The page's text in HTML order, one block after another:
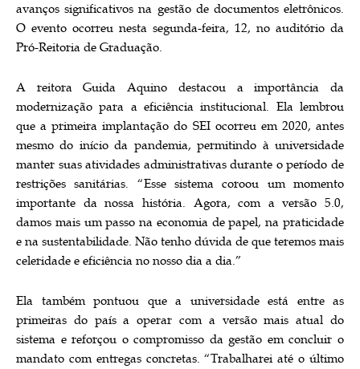
avanços significativos na gestão de documentos eletrônicos.
O evento ocorreu nesta segunda-feira, 12, no auditório da
Pró-Reitoria de Graduação.
A reitora Guida Aquino destacou a importância da
modernização para a eficiência institucional. Ela lembrou
que a primeira implantação do SEI ocorreu em 2020, antes
mesmo do início da pandemia, permitindo à universidade
manter suas atividades administrativas durante o período de
restrições sanitárias. “Esse sistema coroou um momento
importante da nossa história. Agora, com a versão 5.0,
damos mais um passo na economia de papel, na praticidade
e na sustentabilidade. Não tenho dúvida de que teremos mais
celeridade e eficiência no nosso dia a dia.”
Ela também pontuou que a universidade está entre as
primeiras do país a operar com a versão mais atual do
sistema e reforçou o compromisso da gestão em concluir o
mandato com entregas concretas. “Trabalharei até o último